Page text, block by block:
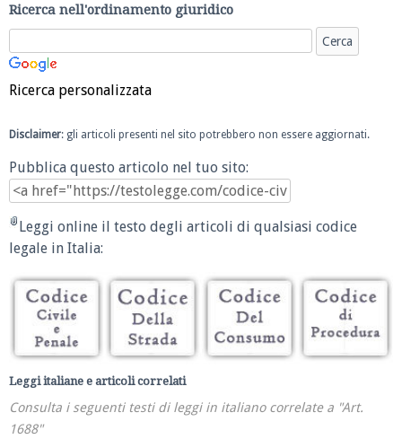
Ricerca nell'ordinamento giuridico
Ricerca personalizzata
Disclaimer: gli articoli presenti nel sito potrebbero non essere aggiornati.
Pubblica questo articolo nel tuo sito:
Leggi online il testo degli articoli di qualsiasi codice
legale in Italia:
Leggi italiane e articoli correlati
Consulta i seguenti testi di leggi in italiano correlate a "Art.
1688"